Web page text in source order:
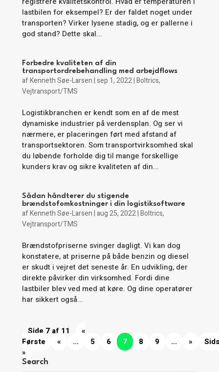
lastbilen for eksempel? Er der faldet noget under
transporten? Virker lysene stadig, og er pallerne i
god stand? Dette skal...
Forbedre kvaliteten af din
transportordrebehandling med arbejdflows
afKenneth Søe-Larsen|sep 1, 2022|Boltrics,
Vejtransport/TMS
Logistikbranchen er kendt som en af de mest
dynamiske industrier på verdensplan. Og ser vi
nærmere, er placeringen ført med afstand af
transportsektoren. Som transportvirksomhed skal
du løbende forholde dig til mange forskellige
kunders krav og sikre kvaliteten af din...
Sådan håndterer du stigende
brændstofomkostninger i din logistiksoftware
afKenneth Søe-Larsen|aug 25, 2022|Boltrics,
Vejtransport/TMS
Brændstofpriserne svinger dagligt. Vi kan dog
konstatere, at priserne på både benzin og diesel
er skudt i vejret det seneste år. En udvikling, der
direkte påvirker din virksomhed. Fordi dine
lastbiler blev ved med at køre. Og dine operatører
har sikkert også...
Side 7 af 11
«
Første
« ... 5 6 7 8 9 ... »
»
Search